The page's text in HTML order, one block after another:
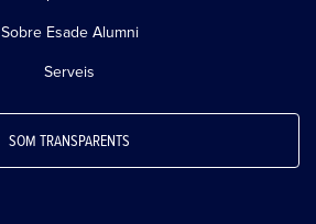
Sobre Esade Alumni
Serveis
SOM TRANSPARENTS